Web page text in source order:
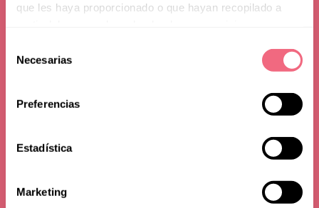
que les haya proporcionado o que hayan recopilado a
Necesarias
Preferencias
Estadística
Marketing
During Your Stay
— Your Surgery
Experience